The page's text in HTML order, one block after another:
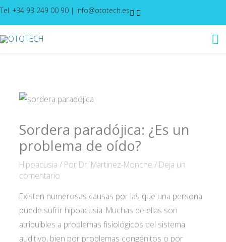
Ir
contenido
Tel. +34 93 249 00 90 | info@ototech.es
Sordera paradójica: ¿Es un
problema de oído?
Hipoacusia / Por Dr. Martinez-Monche/ Deja un
comentario
Existen numerosas causas por las que una persona
puede sufrir hipoacusia. Muchas de ellas son
atribuibles a problemas fisiológicos del sistema
auditivo, bien por problemas congénitos o por